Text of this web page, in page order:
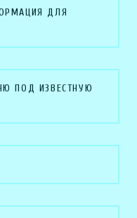
ДЛЯ
ПОД ИЗВЕСТНУЮ